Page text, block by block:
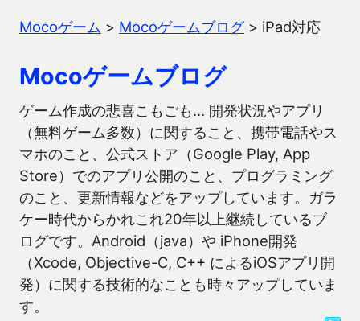
Mocoゲーム > Mocoゲームブログ> iPad対応
Mocoゲームブログ
ゲーム作成の悲喜こもごも… 開発状況やアプリ
（無料ゲーム多数）に関すること、携帯電話やス
マホのこと、公式ストア（Google Play, App
Store）でのアプリ公開のこと、プログラミング
のこと、更新情報などをアップしています。ガラ
ケー時代からかれこれ20年以上継続しているブ
ログです。Android（java）や iPhone開発
（Xcode, Objective-C, C++ によるiOSアプリ開
発）に関する技術的なことも時々アップしていま
す。